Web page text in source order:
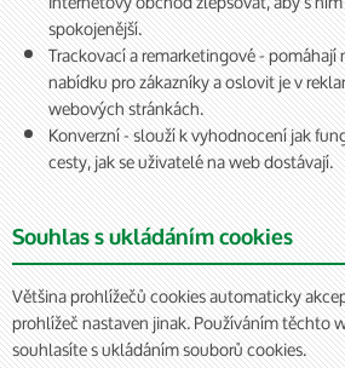
spokojenější.
Trackovací a remarketingové -
nabídku pro zákazníky a oslovit je v
webových stránkách.
Konverzní - slouží k vyhodnocení jak
cesty, jak se uživatelé na web dostávají.
Souhlas s ukládáním cookies
Většina prohlížečů cookies automaticky
prohlížeč nastaven jinak. Používáním těchto
souhlasíte s ukládáním souborů cookies.